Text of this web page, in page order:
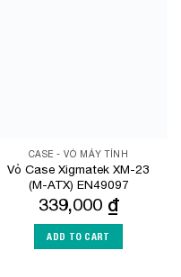
CASE - VỎ MÁY TÍNH
Vỏ Case Xigmatek XM-23
(M-ATX) EN49097
339,000 ₫
ADD TO CART